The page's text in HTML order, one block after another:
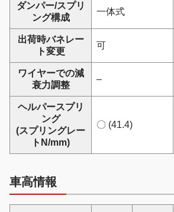
ダンパー/スプリ
ング構成
一体式
出荷時バネレー
ト変更
可
ワイヤーでの減
衰力調整
–
ヘルパースプリ
ング
(スプリングレー
トN/mm)
〇 (41.4)
車高情報